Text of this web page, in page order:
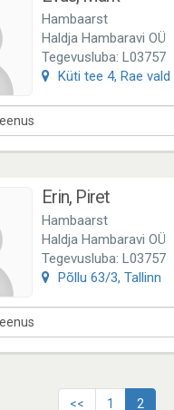
Hambaarst
Haldja Hambaravi OÜ
Tegevusluba: L03757
Küti tee 4, Rae vald
Erin, Piret
Hambaarst
Haldja Hambaravi OÜ
Tegevusluba: L03757
Põllu 63/3, Tallinn
<< 1 2